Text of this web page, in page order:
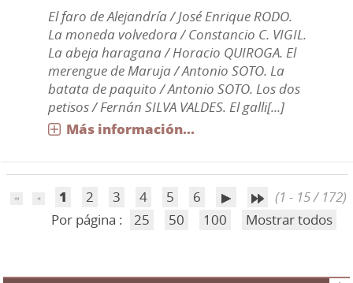
El faro de Alejandría / José Enrique RODO.
La moneda volvedora / Constancio C. VIGIL.
La abeja haragana / Horacio QUIROGA. El
merengue de Maruja / Antonio SOTO. La
batata de paquito / Antonio SOTO. Los dos
petisos / Fernán SILVA VALDES. El galli[...]
Más información...
1 2 3 4 5 6
(1 - 15 / 172)
Por página :
25 50 100 Mostrar todos